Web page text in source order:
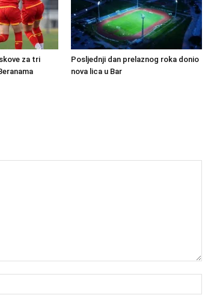
za tri
Posljednji dan prelaznog roka donio
nova lica u Bar